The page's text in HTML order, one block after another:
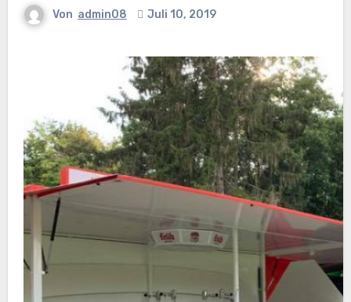
Von admin08 Juli 10, 2019